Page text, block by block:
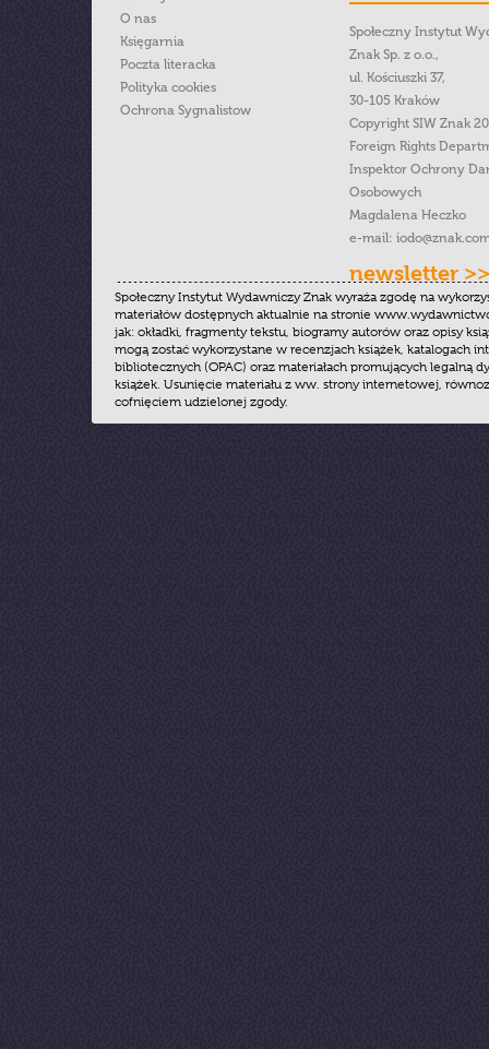
O nas
Księgarnia
Poczta literacka
Polityka cookies
Ochrona Sygnalistow
Społeczny Instytut
Znak Sp. z o.o.,
ul. Kościuszki 37,
30-105 Kraków
Copyright SIW Znak
Foreign Rights
Inspektor Ochrony
Osobowych
Magdalena Heczko
e-mail:
newsletter >>
Społeczny Instytut Wydawniczy Znak wyraża zgodę na
materiałów dostępnych aktualnie na stronie
jak: okładki, fragmenty tekstu, biogramy autorów oraz opisy
mogą zostać wykorzystane w recenzjach książek, katalogach
bibliotecznych (OPAC) oraz materiałach promujących legalną
książek. Usunięcie materiału z ww. strony internetowej,
cofnięciem udzielonej zgody.